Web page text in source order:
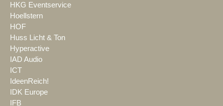
HKG Eventservice
Hoellstern
HOF
Huss Licht & Ton
Hyperactive
IAD Audio
ICT
IdeenReich!
IDK Europe
IFB